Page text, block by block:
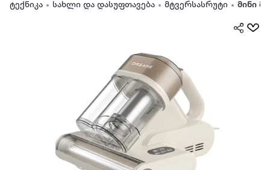
ტექნიკა სახლი და დასუფთავება მტვერსასრუტი მინი